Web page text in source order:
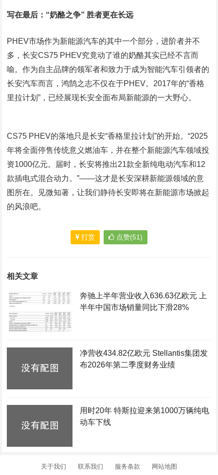
写在最后：“奶酪之争” 胜者更在长远
PHEV市场作为新能源汽车的其中一个部分，进阶者并不
多，长安CS75 PHEV究竟动了谁的奶酪其实已经不言而
喻。作为自主品牌的领军者和致力于成为智能汽车引领者的
长安汽车而言，鸿鹄之志不仅在于PHEV。2017年的“香格
里拉计划”，已经展现长安全面布局新能源的一大野心。
CS75 PHEV的落地只是长安“香格里拉计划”的开始。“2025
年将全面停售传统意义燃油车，并在整个新能源汽车领域投
资1000亿元。届时，长安将推出21款全新纯电动汽车和12
款插电式混合动力。”——这才是长安深耕新能源领域的意
图所在。见微知著，让我们静待长安即将在新能源市场掀起
的风浪吧。
打赏 点赞(51)
相关文章
奔驰上半年营业收入636.63亿欧元 上
半年中国市场销量同比下滑28%
净营收434.82亿欧元 Stellantis集团发
布2026年第二季度财务业绩
用时20年 特斯拉迎来第1000万辆纯电
动车下线
关于我们 联系我们 服务条款 网站地图